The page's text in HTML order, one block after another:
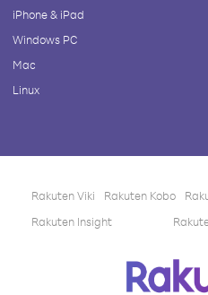
iPhone & iPad
Windows PC
Mac
Linux
Rakuten Viki Rakuten Kobo
Rakuten Insight